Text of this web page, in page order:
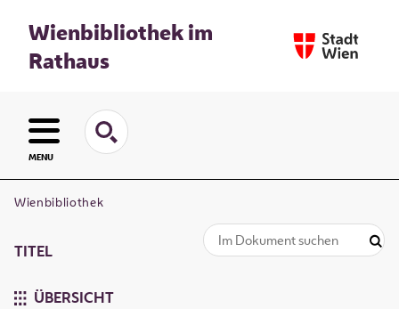
Wienbibliothek im
Rathaus
MENU
Wienbibliothek
TITEL
ÜBERSICHT